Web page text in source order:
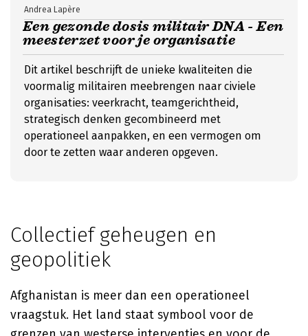
Een gezonde dosis militair DNA - Een
meesterzet voor je organisatie
Andrea Lapère
Dit artikel beschrijft de unieke kwaliteiten die
voormalig militairen meebrengen naar civiele
organisaties: veerkracht, teamgerichtheid,
strategisch denken gecombineerd met
operationeel aanpakken, en een vermogen om
door te zetten waar anderen opgeven.
Collectief geheugen en
geopolitiek
Afghanistan is meer dan een operationeel
vraagstuk. Het land staat symbool voor de